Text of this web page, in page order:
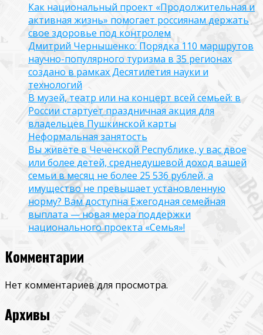
Как национальный проект «Продолжительная и
активная жизнь» помогает россиянам держать
свое здоровье под контролем
Дмитрий Чернышенко: Порядка 110 маршрутов
научно-популярного туризма в 35 регионах
создано в рамках Десятилетия науки и
технологий
В музей, театр или на концерт всей семьей: в
России стартует праздничная акция для
владельцев Пушкинской карты
Неформальная занятость
Вы живёте в Чеченской Республике, у вас двое
или более детей, среднедушевой доход вашей
семьи в месяц не более 25 536 рублей, а
имущество не превышает установленную
норму? Вам доступна Ежегодная семейная
выплата — новая мера поддержки
национального проекта «Семья»!
Комментарии
Нет комментариев для просмотра.
Архивы